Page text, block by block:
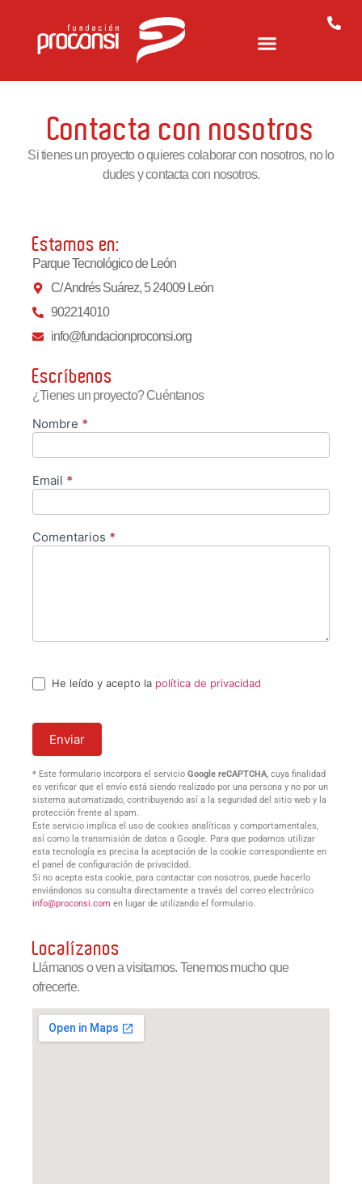
Contacta con nosotros
Si tienes un proyecto o quieres colaborar con nosotros, no lo
dudes y contacta con nosotros.
Estamos en:
Parque Tecnológico de León
C/ Andrés Suárez, 5 24009 León
902214010
info@fundacionproconsi.org
Escríbenos
¿Tienes un proyecto? Cuéntanos
Contacto
Nombre *
Email *
Comentarios *
He leído y acepto la política de privacidad
Enviar
* Este formulario incorpora el servicio Google reCAPTCHA, cuya finalidad
es verificar que el envío está siendo realizado por una persona y no por un
sistema automatizado, contribuyendo así a la seguridad del sitio web y la
protección frente al spam.
Este servicio implica el uso de cookies analíticas y comportamentales,
así como la transmisión de datos a Google. Para que podamos utilizar
esta tecnología es precisa la aceptación de la cookie correspondiente en
el panel de configuración de privacidad.
Si no acepta esta cookie, para contactar con nosotros, puede hacerlo
enviándonos su consulta directamente a través del correo electrónico
info@proconsi.com en lugar de utilizando el formulario.
Localízanos
Llámanos o ven a visitarnos. Tenemos mucho que
ofrecerte.